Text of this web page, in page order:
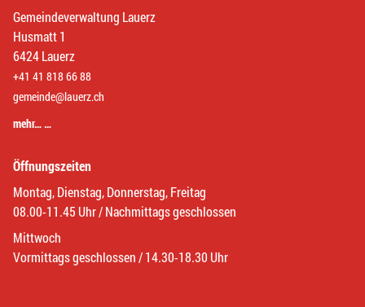
Gemeindeverwaltung Lauerz
Husmatt 1
6424 Lauerz
+41 41 818 66 88
gemeinde@lauerz.ch
mehr… …
Öffnungszeiten
Montag, Dienstag, Donnerstag, Freitag
08.00-11.45 Uhr / Nachmittags geschlossen
Mittwoch
Vormittags geschlossen / 14.30-18.30 Uhr